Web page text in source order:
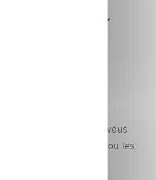
ligne
bien défini, vous
candidature pour la ou les
!